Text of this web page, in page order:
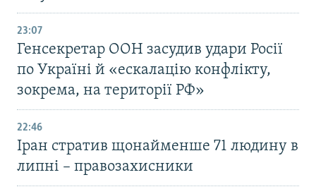
23:07
Генсекретар ООН засудив удари Росії
по Україні й «ескалацію конфлікту,
зокрема, на території РФ»
22:46
Іран стратив щонайменше 71 людину в
липні – правозахисники